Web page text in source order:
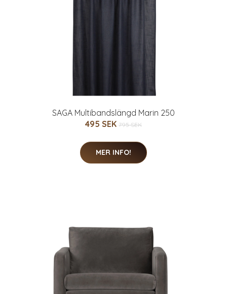
SAGA Multibandslängd Marin 250
495 SEK 795 SEK
MER INFO!